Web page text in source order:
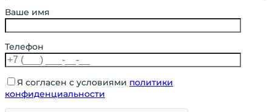
Ваше имя
Телефон
Я согласен с условиями политики
конфиденциальности